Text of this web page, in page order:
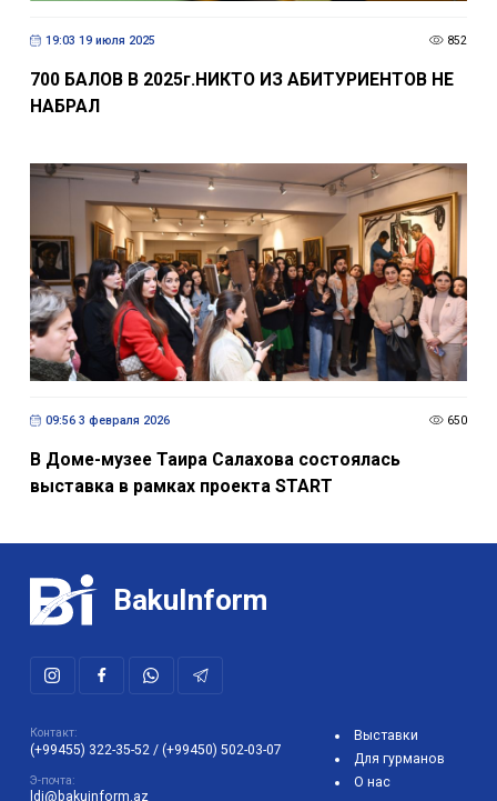
19:03 19 июля 2025 852
700 БАЛОВ В 2025г.НИКТО ИЗ АБИТУРИЕНТОВ НЕ
НАБРАЛ
09:56 3 февраля 2026 650
В Доме-музее Таира Салахова состоялась
выставка в рамках проекта START
BakuInform
Контакт:
(+99455) 322-35-52 / (+99450) 502-03-07
Э-почта:
ldj@bakuinform.az
Выставки
Для гурманов
О нас